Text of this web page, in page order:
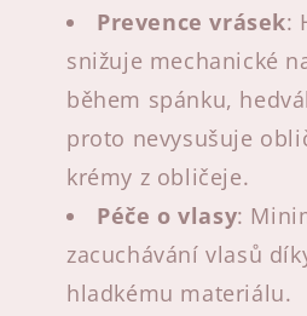
Prevence vrásek:
snižuje mechanické
během spánku,
proto nevysušuje
krémy z obličeje.
Péče o vlasy:
zacuchávání vlasů
hladkému materiálu.